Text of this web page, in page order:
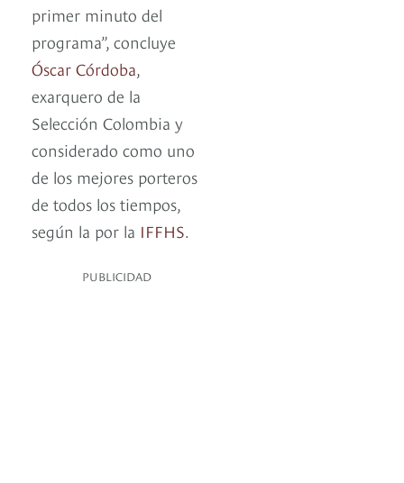
primer minuto del
programa”, concluye
Óscar Córdoba,
exarquero de la
Selección Colombia y
considerado como uno
de los mejores porteros
de todos los tiempos,
según la por la IFFHS.
PUBLICIDAD